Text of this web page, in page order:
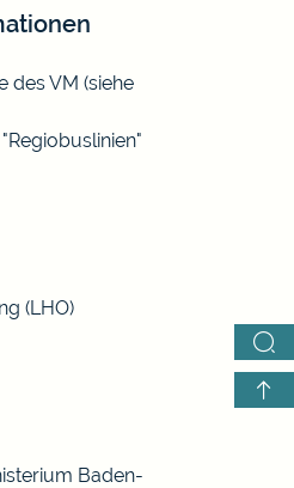
des VM (siehe
(LHO)
Baden-